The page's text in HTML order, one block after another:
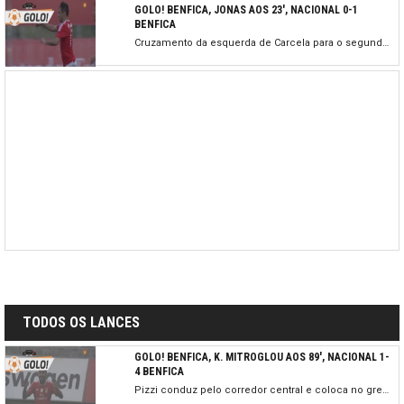
GOLO! BENFICA, JONAS AOS 23', NACIONAL 0-1
BENFICA
Cruzamento da esquerda de Carcela para o segundo poste onde aparece Jonas, livre de marcação, a cabecear para o golo. Rui Silva não teve hipótese.
TODOS OS LANCES
GOLO! BENFICA, K. MITROGLOU AOS 89', NACIONAL 1-
4 BENFICA
Pizzi conduz pelo corredor central e coloca no grego que entra na área e atira cruzado, de pé direito, para o golo.